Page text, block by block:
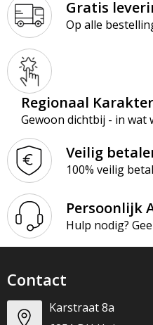
Gratis
Op alle
Regionaal Karakter
Gewoon dichtbij - in wat
Veilig
100% veilig
Persoonlijk
Hulp nodig?
Contact
Karstraat 8a